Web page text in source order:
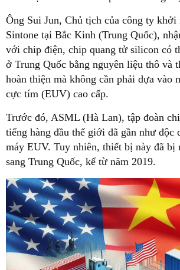
Ông Sui Jun, Chủ tịch của công ty khởi
Sintone tại Bắc Kinh (Trung Quốc),
với chip điện, chip quang tử silicon có
ở Trung Quốc bằng nguyên liệu thô và
hoàn thiện mà không cần phải dựa vào
cực tím (EUV) cao cấp.
Trước đó, ASML (Hà Lan), tập đoàn
tiếng hàng đầu thế giới đã gần như độc
máy EUV. Tuy nhiên, thiết bị này đã bị
sang Trung Quốc, kể từ năm 2019.